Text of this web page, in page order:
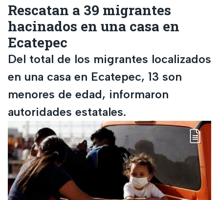
Rescatan a 39 migrantes
hacinados en una casa en
Ecatepec
Del total de los migrantes localizados
en una casa en Ecatepec, 13 son
menores de edad, informaron
autoridades estatales.